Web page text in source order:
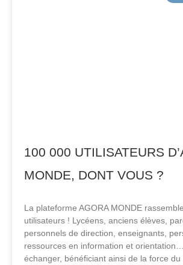
100 000 UTILISATEURS
MONDE, DONT VOUS ?
La plateforme AGORA MONDE
utilisateurs ! Lycéens, anciens élèves,
personnels de direction, enseignants,
ressources en information et
échanger, bénéficiant ainsi de la force du